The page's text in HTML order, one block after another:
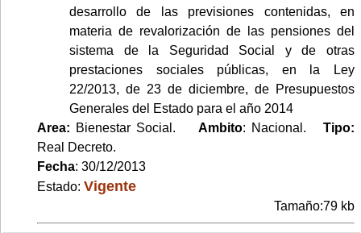
desarrollo de las previsiones contenidas, en
materia de revalorización de las pensiones del
sistema de la Seguridad Social y de otras
prestaciones sociales públicas, en la Ley
22/2013, de 23 de diciembre, de Presupuestos
Generales del Estado para el año 2014
Area: Bienestar Social. Ambito: Nacional. Tipo:
Real Decreto.
Fecha: 30/12/2013
Estado: Vigente
Tamaño:79 kb